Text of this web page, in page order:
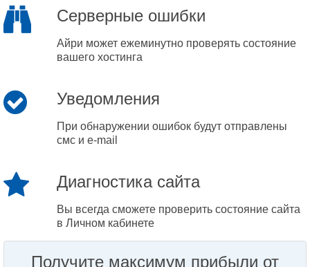
Серверные ошибки
Айри может ежеминутно проверять состояние
вашего хостинга
Уведомления
При обнаружении ошибок будут отправлены
смс и e-mail
Диагностика сайта
Вы всегда сможете проверить состояние сайта
в Личном кабинете
Получите максимум прибыли от